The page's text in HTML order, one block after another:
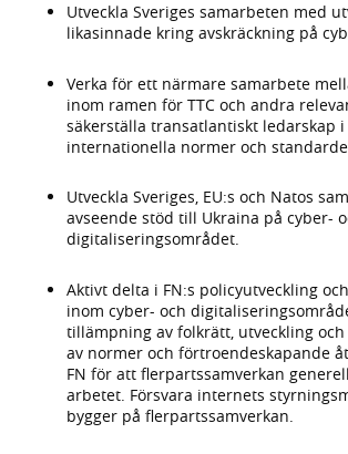
Utveckla Sveriges samarbeten med
likasinnade kring avskräckning på
Verka för ett närmare samarbete
inom ramen för TTC och andra
säkerställa transatlantiskt ledarskap
internationella normer och
Utveckla Sveriges, EU:s och Natos
avseende stöd till Ukraina på cyber-
digitaliseringsområdet.
Aktivt delta i FN:s policyutveckling
inom cyber- och
tillämpning av folkrätt, utveckling
av normer och förtroendeskapande
FN för att flerpartssamverkan
arbetet. Försvara internets
bygger på flerpartssamverkan.